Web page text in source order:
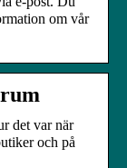
om vår
det var när
och på